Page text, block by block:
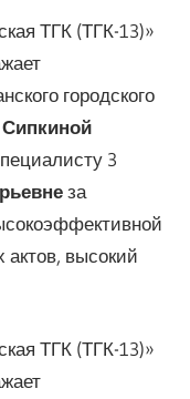
ТГК (ТГК-13)»
городского
Сипкиной
3
за
высокий
ТГК (ТГК-13)»